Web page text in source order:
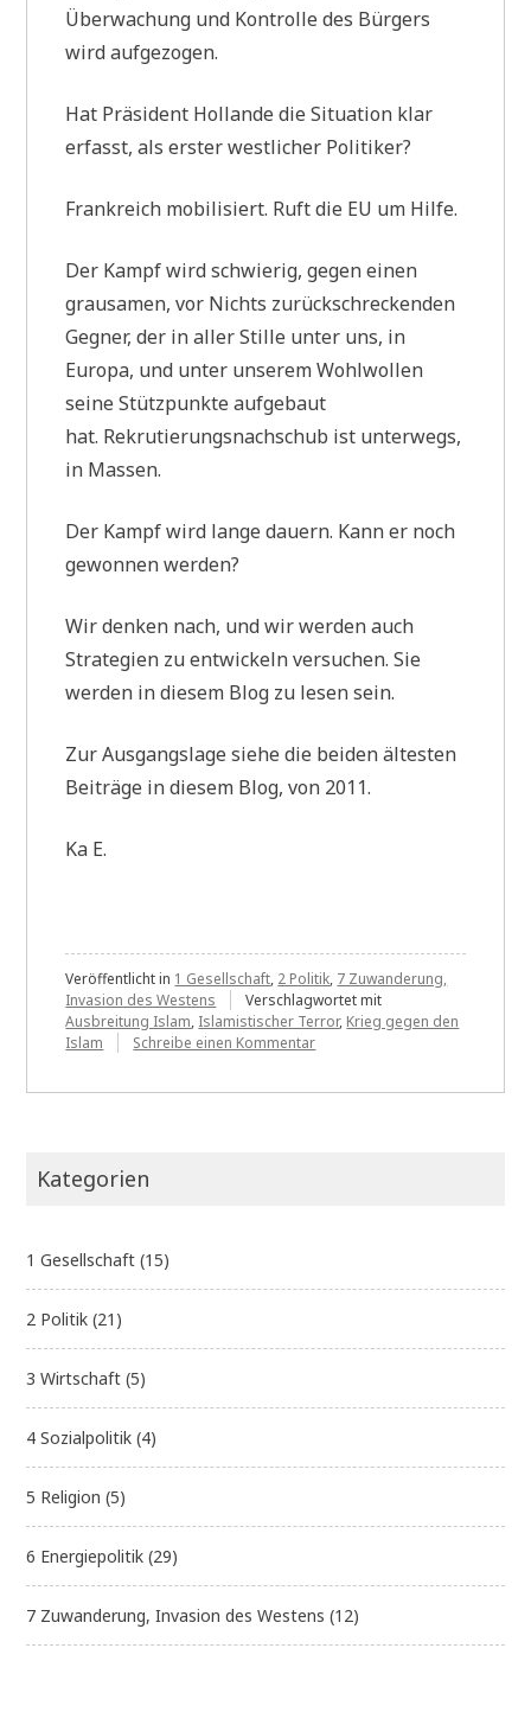
Überwachung und Kontrolle des Bürgers
wird aufgezogen.
Hat Präsident Hollande die Situation klar
erfasst, als erster westlicher Politiker?
Frankreich mobilisiert. Ruft die EU um Hilfe.
Der Kampf wird schwierig, gegen einen
grausamen, vor Nichts zurückschreckenden
Gegner, der in aller Stille unter uns, in
Europa, und unter unserem Wohlwollen
seine Stützpunkte aufgebaut
hat. Rekrutierungsnachschub ist unterwegs,
in Massen.
Der Kampf wird lange dauern. Kann er noch
gewonnen werden?
Wir denken nach, und wir werden auch
Strategien zu entwickeln versuchen. Sie
werden in diesem Blog zu lesen sein.
Zur Ausgangslage siehe die beiden ältesten
Beiträge in diesem Blog, von 2011.
Ka E.
Veröffentlicht in 1 Gesellschaft, 2 Politik, 7 Zuwanderung,
Invasion des Westens
Verschlagwortet mit
Ausbreitung Islam, Islamistischer Terror, Krieg gegen den
Islam
Schreibe einen Kommentarzu
Kategorien
1 Gesellschaft (15)
2 Politik (21)
3 Wirtschaft (5)
4 Sozialpolitik (4)
5 Religion (5)
6 Energiepolitik (29)
7 Zuwanderung, Invasion des Westens (12)